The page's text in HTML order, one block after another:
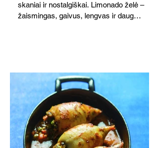
skaniai ir nostalgiškai. Limonado želė –
žaismingas, gaivus, lengvas ir daug
švelnumo.